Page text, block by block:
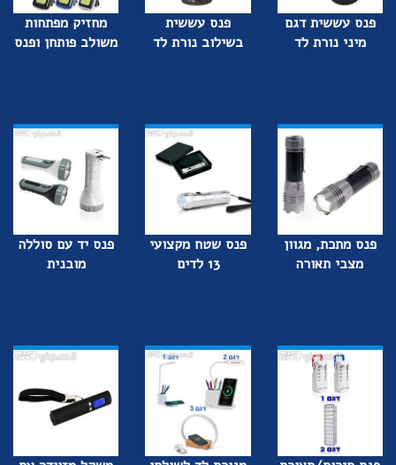
פנס עששית דגם
מיני נורת לד
פנס עששית
בשילוב נורת לד
מחזיק מפתחות
משולב פותחן ופנס
פנס מתכת, מגוון
מצבי תאורה
פנס שטח מקצועי
13 לדים
פנס יד עם סוללה
מובנית